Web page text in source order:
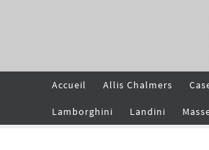
Accueil Allis Chalmers
Lamborghini Landini